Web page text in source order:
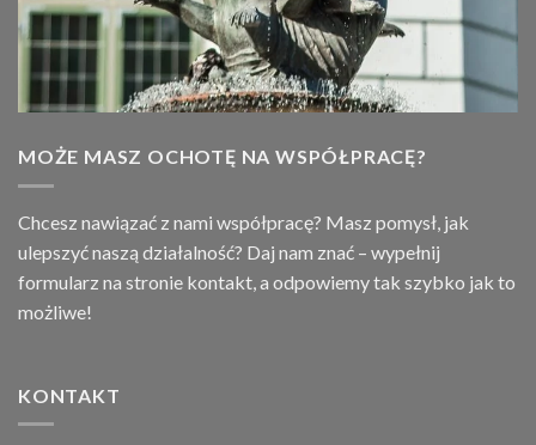
MOŻE MASZ OCHOTĘ NA WSPÓŁPRACĘ?
Chcesz nawiązać z nami współpracę? Masz pomysł, jak
ulepszyć naszą działalność? Daj nam znać – wypełnij
formularz na stronie kontakt, a odpowiemy tak szybko jak to
możliwe!
KONTAKT